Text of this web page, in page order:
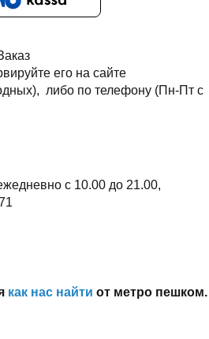
его на сайте
либо по телефону (Пн-Пт с
с 10.00 до 21.00,
как нас найти от метро пешком.